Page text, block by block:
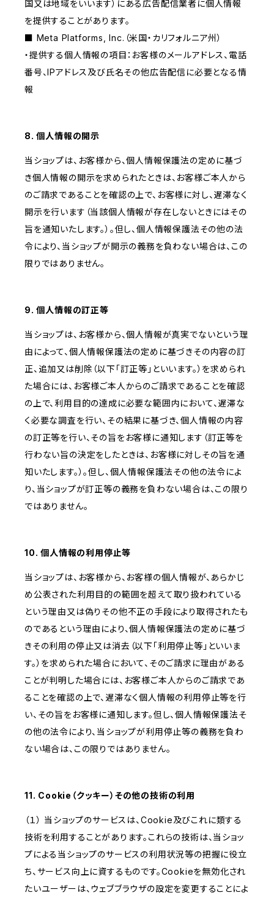
国又は地域をいいます）にある広告配信業者に個人情報
を提供することがあります。
■ Meta Platforms, Inc.（米国・カリフォルニア州）
・提供する個人情報の項目：お客様のメールアドレス、電話
番号、IPアドレス及び氏名その他広告配信に必要となる情
報
8. 個人情報の開示
当ショップは、お客様から、個人情報保護法の定めに基づ
き個人情報の開示を求められたときは、お客様ご本人から
のご請求であることを確認の上で、お客様に対し、遅滞なく
開示を行います（当該個人情報が存在しないときにはその
旨を通知いたします。）。但し、個人情報保護法その他の法
令により、当ショップが開示の義務を負わない場合は、この
限りではありません。
9. 個人情報の訂正等
当ショップは、お客様から、個人情報が真実でないという理
由によって、個人情報保護法の定めに基づきその内容の訂
正、追加又は削除（以下「訂正等」といいます。）を求められ
た場合には、お客様ご本人からのご請求であることを確認
の上で、利用目的の達成に必要な範囲内において、遅滞な
く必要な調査を行い、その結果に基づき、個人情報の内容
の訂正等を行い、その旨をお客様に通知します（訂正等を
行わない旨の決定をしたときは、お客様に対しその旨を通
知いたします。）。但し、個人情報保護法その他の法令によ
り、当ショップが訂正等の義務を負わない場合は、この限り
ではありません。
10. 個人情報の利用停止等
当ショップは、お客様から、お客様の個人情報が、あらかじ
め公表された利用目的の範囲を超えて取り扱われている
という理由又は偽りその他不正の手段により取得されたも
のであるという理由により、個人情報保護法の定めに基づ
きその利用の停止又は消去（以下「利用停止等」といいま
す。）を求められた場合において、そのご請求に理由がある
ことが判明した場合には、お客様ご本人からのご請求であ
ることを確認の上で、遅滞なく個人情報の利用停止等を行
い、その旨をお客様に通知します。但し、個人情報保護法そ
の他の法令により、当ショップが利用停止等の義務を負わ
ない場合は、この限りではありません。
11. Cookie（クッキー）その他の技術の利用
（１） 当ショップのサービスは、Cookie及びこれに類する
技術を利用することがあります。これらの技術は、当ショッ
プによる当ショップのサービスの利用状況等の把握に役立
ち、サービス向上に資するものです。Cookieを無効化され
たいユーザーは、ウェブブラウザの設定を変更することによ